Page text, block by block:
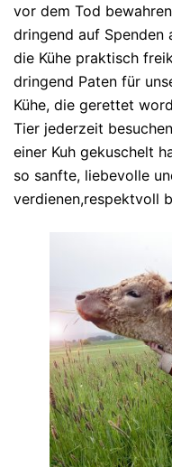
vor dem Tod
dringend auf Spenden
die Kühe praktisch
dringend Paten für
Kühe, die gerettet
Tier jederzeit
einer Kuh gekuschelt
so sanfte, liebevolle
verdienen,respektvoll